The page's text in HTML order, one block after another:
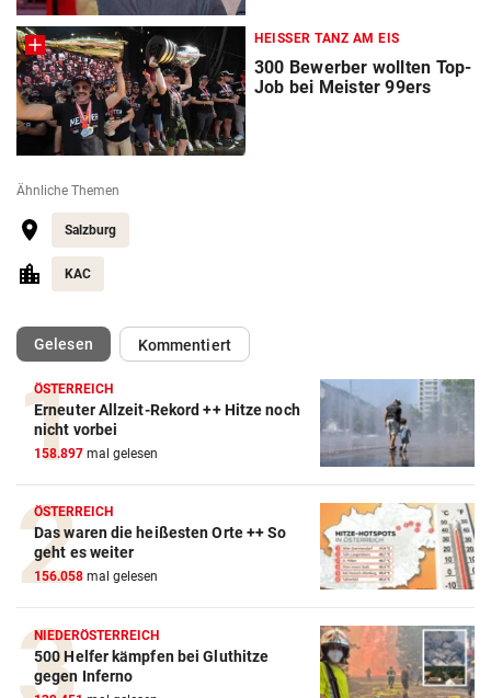
HEISSER TANZ AM EIS
300 Bewerber wollten Top-
Job bei Meister 99ers
Ähnliche Themen
Salzburg
KAC
Gelesen(ausgewählt)Kommentiert
ÖSTERREICH
Erneuter Allzeit-Rekord ++ Hitze noch
nicht vorbei
158.897 mal gelesen
ÖSTERREICH
Das waren die heißesten Orte ++ So
geht es weiter
156.058 mal gelesen
NIEDERÖSTERREICH
500 Helfer kämpfen bei Gluthitze
gegen Inferno
Action-Cam Vergleich
ZUM VERGLEICH
Crosstrainer Vergleich
ZUM VERGLEICH
E-Bike Vergleich
ZUM VERGLEICH
Elektro-Scooter Vergleich
ZUM VERGLEICH